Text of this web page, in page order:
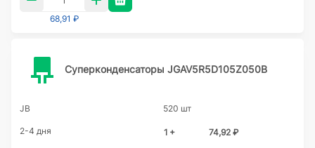
68,91 ₽
Суперконденсаторы JGAV5R5D105Z050B
JB 520 шт
2-4 дня 1 + 74,92 ₽